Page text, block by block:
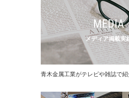
MEDIA
メディア掲載実
⻘⽊⾦属⼯業がテレビや雑誌で紹